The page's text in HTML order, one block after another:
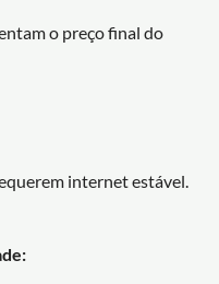
o preço final do
internet estável.